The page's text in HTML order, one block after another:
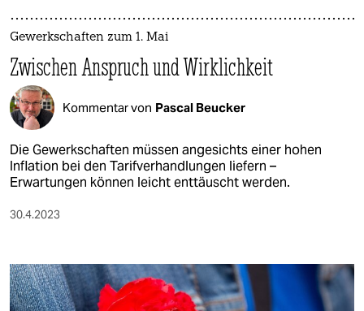
Gewerkschaften zum 1. Mai
Zwischen Anspruch und Wirklichkeit
Kommentar von Pascal Beucker
Die Gewerkschaften müssen angesichts einer hohen
Inflation bei den Tarifverhandlungen liefern –
Erwartungen können leicht enttäuscht werden.
30.4.2023